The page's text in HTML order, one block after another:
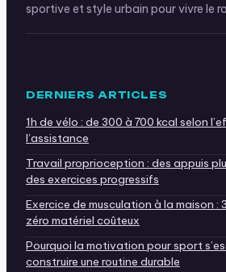
sportive et style urbain pour vivre le
DERNIERS ARTICLES
1h de vélo : de 300 à 700 kcal selon
l’assistance
Travail proprioception : des appuis
des exercices progressifs
Exercice de musculation à la maison :
zéro matériel coûteux
Pourquoi la motivation pour sport
construire une routine durable